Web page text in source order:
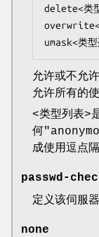
delete<类
overwrite<
umask<类
允许或不允
允许所有的
<类型列表>
何
成使用逗点
passwd-
定义该伺服
none